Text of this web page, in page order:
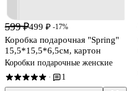
599 ₽499 ₽ -17%
Коробка подарочная "Spring"
15,5*15,5*6,5см, картон
Коробки подарочные женские
· 1